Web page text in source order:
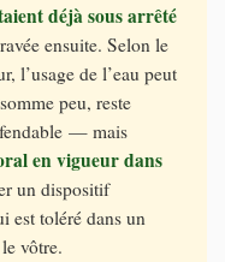
déjà sous arrêté
ensuite. Selon le
l’usage de l’eau peut
peu, reste
— mais
en vigueur dans
un dispositif
est toléré dans un
vôtre.